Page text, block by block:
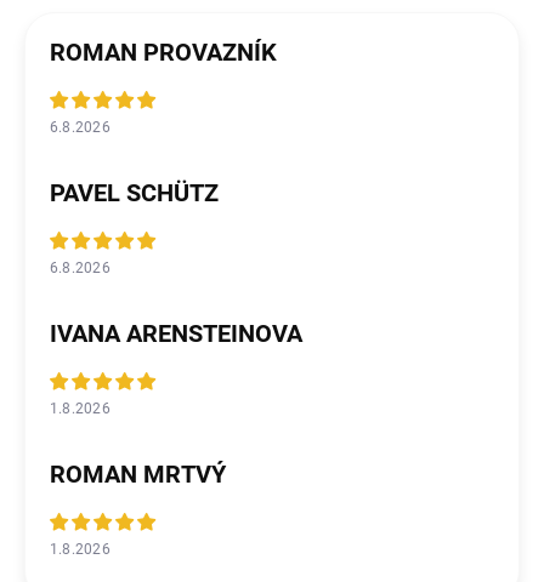
ROMAN PROVAZNÍK
6.8.2026
PAVEL SCHÜTZ
6.8.2026
IVANA ARENSTEINOVA
1.8.2026
ROMAN MRTVÝ
1.8.2026